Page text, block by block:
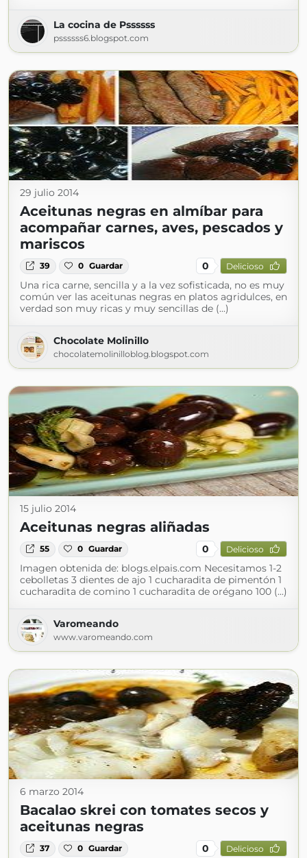
La cocina de Pssssss
pssssss6.blogspot.com
29 julio 2014
Aceitunas negras en almíbar para
acompañar carnes, aves, pescados y
mariscos
39 0 Guardar 0 Delicioso
Una rica carne, sencilla y a la vez sofisticada, no es muy
común ver las aceitunas negras en platos agridulces, en
verdad son muy ricas y muy sencillas de (...)
Chocolate Molinillo
chocolatemolinilloblog.blogspot.com
15 julio 2014
Aceitunas negras aliñadas
55 0 Guardar 0 Delicioso
Imagen obtenida de: blogs.elpais.com Necesitamos 1-2
cebolletas 3 dientes de ajo 1 cucharadita de pimentón 1
cucharadita de comino 1 cucharadita de orégano 100 (...)
Varomeando
www.varomeando.com
6 marzo 2014
Bacalao skrei con tomates secos y
aceitunas negras
37 0 Guardar 0 Delicioso